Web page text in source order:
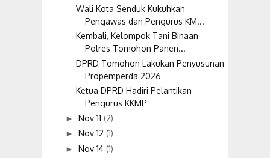
Wali Kota Senduk Kukuhkan
Pengawas dan Pengurus KM...
Kembali, Kelompok Tani Binaan
Polres Tomohon Panen...
DPRD Tomohon Lakukan Penyusunan
Propemperda 2026
Ketua DPRD Hadiri Pelantikan
Pengurus KKMP
► Nov 11 (2)
► Nov 12 (1)
► Nov 14 (1)